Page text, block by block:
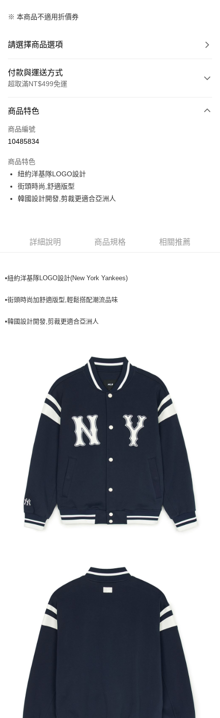
※ 本商品不適用折價券
請選擇商品選項
付款與運送方式
超取滿NT$499免運
信用卡一次付款
超商取貨付款
Apple Pay
街口支付
全家取貨付款<未取貨列黑名單/不支援離島取退>
全家取貨<不支援離島取退>
每筆NT$60，滿NT$499(含以上)免運費
每筆NT$60，滿NT$499(含以上)免運費
每筆NT$80，滿NT$699(含以上)免運費
商品特色
商品編號
10485834
商品特色
紐約洋基隊LOGO設計
街頭時尚,舒適版型
韓國設計開發,剪裁更適合亞洲人
詳細說明 商品規格 相關推薦
•紐約洋基隊LOGO設計(New York Yankees)
•街頭時尚加舒適版型,輕鬆搭配潮流品味
•韓國設計開發,剪裁更適合亞洲人